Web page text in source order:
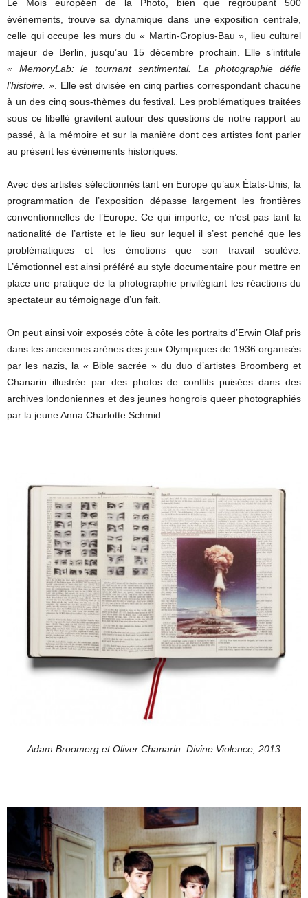
Le Mois européen de la Photo, bien que regroupant 500
évènements, trouve sa dynamique dans une exposition centrale,
celle qui occupe les murs du « Martin-Gropius-Bau », lieu culturel
majeur de Berlin, jusqu’au 15 décembre prochain. Elle s’intitule
« MemoryLab: le tournant sentimental. La photographie défie
l’histoire. ». Elle est divisée en cinq parties correspondant chacune
à un des cinq sous-thèmes du festival. Les problématiques traitées
sous ce libellé gravitent autour des questions de notre rapport au
passé, à la mémoire et sur la manière dont ces artistes font parler
au présent les évènements historiques.
Avec des artistes sélectionnés tant en Europe qu’aux États-Unis, la
programmation de l’exposition dépasse largement les frontières
conventionnelles de l’Europe. Ce qui importe, ce n’est pas tant la
nationalité de l’artiste et le lieu sur lequel il s’est penché que les
problématiques et les émotions que son travail soulève.
L’émotionnel est ainsi préféré au style documentaire pour mettre en
place une pratique de la photographie privilégiant les réactions du
spectateur au témoignage d’un fait.
On peut ainsi voir exposés côte à côte les portraits d’Erwin Olaf pris
dans les anciennes arènes des jeux Olympiques de 1936 organisés
par les nazis, la « Bible sacrée » du duo d’artistes Broomberg et
Chanarin illustrée par des photos de conflits puisées dans des
archives londoniennes et des jeunes hongrois queer photographiés
par la jeune Anna Charlotte Schmid.
Adam Broomerg et Oliver Chanarin: Divine Violence, 2013